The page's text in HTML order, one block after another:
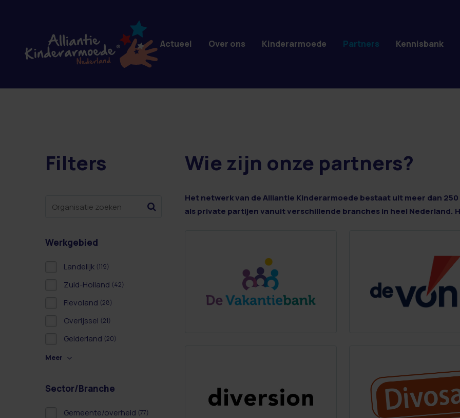
322 resultaten
Filters
Werkgebied
Landelijk (119)
Zuid-Holland (42)
Flevoland (28)
Overijssel (21)
Gelderland (20)
Meer
Sector/Branche
Gemeente/overheid (77)
Wie zijn onze partners?
Het netwerk van de Alliantie Kinderarmoede bestaat uit meer dan
als private partijen vanuit verschillende branches in heel Nederland.
Actueel Over ons Kinderarmoede Partners Kennisbank